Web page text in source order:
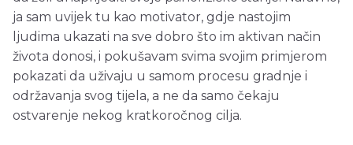
ja sam uvijek tu kao motivator, gdje nastojim
ljudima ukazati na sve dobro što im aktivan način
života donosi, i pokušavam svima svojim primjerom
pokazati da uživaju u samom procesu gradnje i
održavanja svog tijela, a ne da samo čekaju
ostvarenje nekog kratkoročnog cilja.